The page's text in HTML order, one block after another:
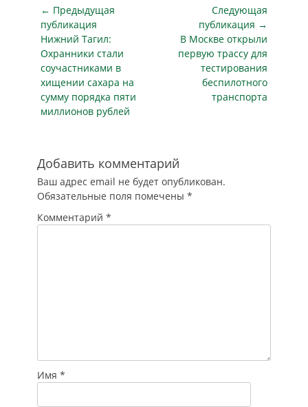
разделу... Пройти
аттестацию по
такому количеству
пунктов кажется
нереальным.…
нарушения —
разбирался РБК.
Вечером 4 августа
стало известно, что
в этом году
представители
ОБСЕ впервые не
будут наблюдать за
выборами в…
Навигация
по
записям
← Предыдущая
публикация
Предыдущая
публикация
Нижний Тагил:
Охранники стали
соучастниками в
хищении сахара на
сумму порядка пяти
миллионов рублей
Следующая
публикация →
Следующая
публикация
В Москве открыли
первую трассу для
тестирования
беспилотного
транспорта
Добавить комментарий
Ваш адрес email не будет опубликован.
Обязательные поля помечены *
Комментарий *
Имя *